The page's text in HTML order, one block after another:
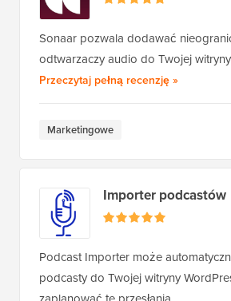
Sonaar pozwala dodawać
odtwarzaczy audio do Twojej
Przeczytaj pełną recenzjęSonaar
»
Marketingowe
Importer podcastów
Podcast Importer może
podcasty do Twojej witryny